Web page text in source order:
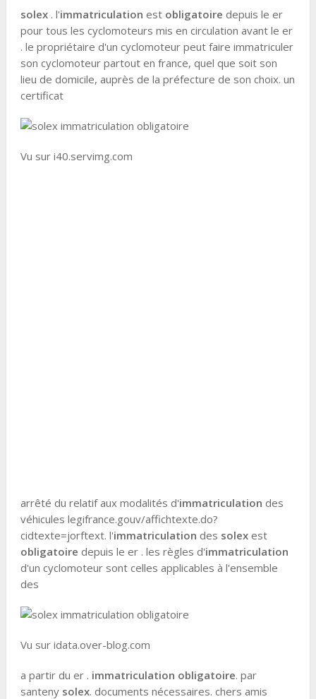
solex. l'immatriculation est obligatoire depuis le er
pour tous les cyclomoteurs mis en circulation avant le er
. le propriétaire d'un cyclomoteur peut faire immatriculer
son cyclomoteur partout en france, quel que soit son
lieu de domicile, auprès de la préfecture de son choix. un
certificat
Vu sur i40.servimg.com
arrêté du relatif aux modalités d'immatriculation des
véhicules legifrance.gouv/affichtexte.do?
cidtexte=jorftext. l'immatriculation des solexest
obligatoire depuis le er . les règles d'immatriculation
d'un cyclomoteur sont celles applicables à l'ensemble
des
Vu sur idata.over-blog.com
a partir du er . immatriculation obligatoire. par
santeny solex. documents nécessaires. chers amis